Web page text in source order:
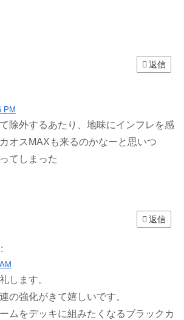
返信
PM
除外するあたり、地味にインフレを感
オスMAXも来るのかなーと思いつ
てしまった
返信
します。
の強化がきて嬉しいです。
ムをデッキに組みたくなるブラックカ